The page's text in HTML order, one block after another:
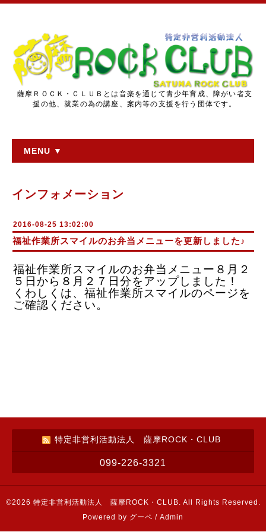
薩摩ＲＯＣＫ・ＣＬＵＢとは音楽を通じて青少年育成、障がい者支
援の他、就業の為の講座、案内等の支援を行う団体です。
MENU ▼
インフォメーション
2016-08-25 13:02:00
福祉作業所スマイルのお弁当メニューを更新しました♪
福祉作業所スマイルのお弁当メニュー８月２
５日から８月２７日分をアップしました！
くわしくは、福祉作業所スマイルのページを
ご確認ください。
特定非営利活動法人 薩摩ROCK・CLUB
099-226-3321
©2026 特定非営利活動法人 薩摩ROCK・CLUB. All Rights Reserved.
Powered by グーペ / Admin